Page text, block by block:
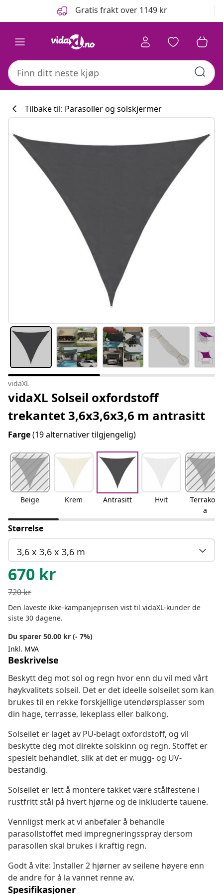
Gratis frakt over 1149 kr
Tilbake til: Parasoller og solskjermer
vidaXL
vidaXL Solseil oxfordstoff
trekantet 3,6x3,6x3,6 m antrasitt
Farge(19 alternativer tilgjengelig)
Beige Krem Antrasitt Hvit
Terrakott
a
Størrelse
3,6 x 3,6 x 3,6 m
670 kr
720kr
Den laveste ikke-kampanjeprisen vist til vidaXL-kunder de
siste 30 dagene.
Du sparer 50.00 kr (- 7%)
Inkl. MVA
Beskrivelse
Beskytt deg mot sol og regn hvor enn du vil med vårt
høykvalitets solseil. Det er det ideelle solseilet som kan
brukes til en rekke forskjellige utendørsplasser som
din hage, terrasse, lekeplass eller balkong.
Solseilet er laget av PU-belagt oxfordstoff, og vil
beskytte deg mot direkte solskinn og regn. Stoffet er
spesielt behandlet, slik at det er mugg- og UV-
bestandig.
Solseilet er lett å montere takket være stålfestene i
rustfritt stål på hvert hjørne og de inkluderte tauene.
Vennligst merk at vi anbefaler å behandle
parasollstoffet med impregneringsspray dersom
parasollen skal brukes i kraftig regn.
Godt å vite: Installer 2 hjørner av seilene høyere enn
de andre for å la vannet renne av.
Spesifikasjoner